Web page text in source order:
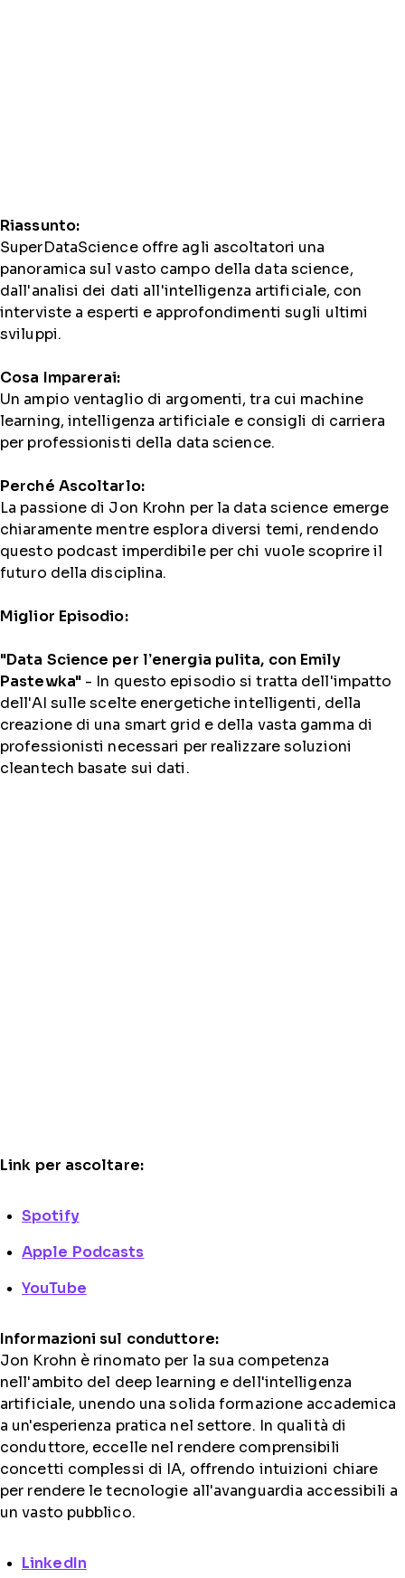
Riassunto:
SuperDataScience offre agli ascoltatori una
panoramica sul vasto campo della data science,
dall'analisi dei dati all'intelligenza artificiale, con
interviste a esperti e approfondimenti sugli ultimi
sviluppi.
Cosa Imparerai:
Un ampio ventaglio di argomenti, tra cui machine
learning, intelligenza artificiale e consigli di carriera
per professionisti della data science.
Perché Ascoltarlo:
La passione di Jon Krohn per la data science emerge
chiaramente mentre esplora diversi temi, rendendo
questo podcast imperdibile per chi vuole scoprire il
futuro della disciplina.
Miglior Episodio:
"Data Science per l’energia pulita, con Emily
Pastewka"- In questo episodio si tratta dell'impatto
dell'AI sulle scelte energetiche intelligenti, della
creazione di una smart grid e della vasta gamma di
professionisti necessari per realizzare soluzioni
cleantech basate sui dati.
Link per ascoltare:
Spotify
Apple Podcasts
YouTube
Informazioni sul conduttore:
Jon Krohn è rinomato per la sua competenza
nell'ambito del deep learning e dell'intelligenza
artificiale, unendo una solida formazione accademica
a un'esperienza pratica nel settore. In qualità di
conduttore, eccelle nel rendere comprensibili
concetti complessi di IA, offrendo intuizioni chiare
per rendere le tecnologie all'avanguardia accessibili a
un vasto pubblico.
LinkedIn